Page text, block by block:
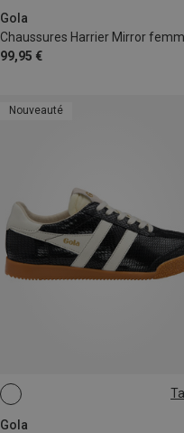
Gola
Chaussures Harrier Mirror
99,95 €
Nouveauté
Gola